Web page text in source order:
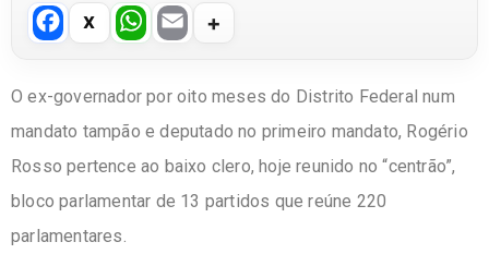
F
a
c
e
b
o
o
W
h
at
s
A
p
p
E
ail
O ex-governador por oito meses do Distrito Federal num
mandato tampão e deputado no primeiro mandato, Rogério
Rosso pertence ao baixo clero, hoje reunido no “centrão”,
bloco parlamentar de 13 partidos que reúne 220
parlamentares.